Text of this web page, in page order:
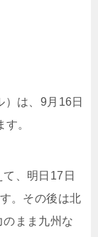
は、9月16日
。
、明日17日
。その後は北
まま九州な